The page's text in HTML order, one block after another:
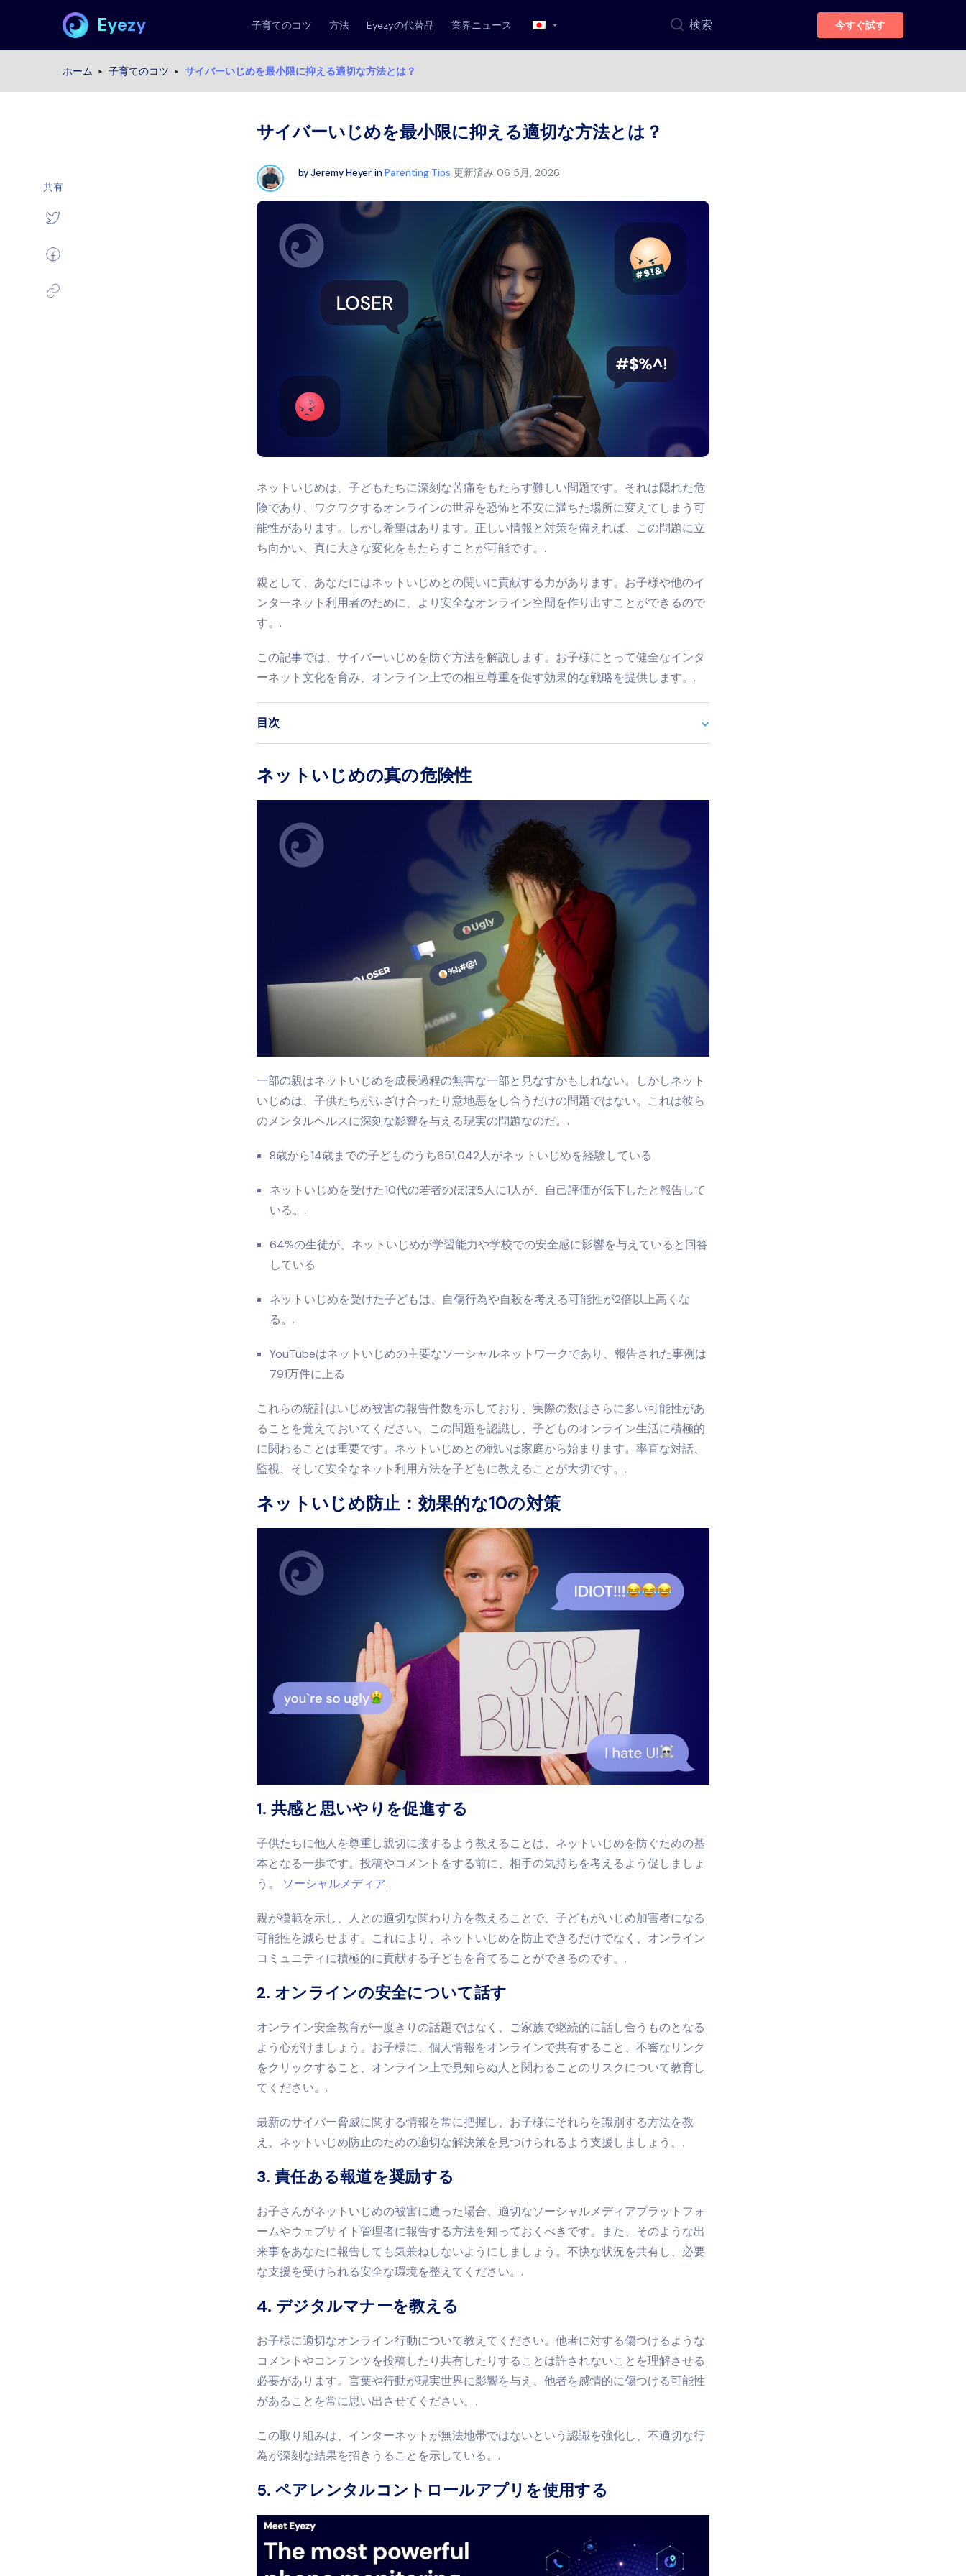
Eyezy 子育てのコツ 方法 Eyezyの代替品 業界ニュース 検索 今すぐ試す
ホーム 子育てのコツ サイバーいじめを最小限に抑える適切な方法とは？
サイバーいじめを最小限に抑える適切な方法とは？
byJeremy Heyer in Parenting Tips 更新済み 06 5月, 2026
ネットいじめは、子どもたちに深刻な苦痛をもたらす難しい問題です。それは隠れた危
険であり、ワクワクするオンラインの世界を恐怖と不安に満ちた場所に変えてしまう可
能性があります。しかし希望はあります。正しい情報と対策を備えれば、この問題に立
ち向かい、真に大きな変化をもたらすことが可能です。.
親として、あなたにはネットいじめとの闘いに貢献する力があります。お子様や他のイ
ンターネット利用者のために、より安全なオンライン空間を作り出すことができるので
す。.
この記事では、サイバーいじめを防ぐ方法を解説します。お子様にとって健全なインタ
ーネット文化を育み、オンライン上での相互尊重を促す効果的な戦略を提供します。.
目次
ネットいじめの真の危険性
一部の親はネットいじめを成長過程の無害な一部と見なすかもしれない。しかしネット
いじめは、子供たちがふざけ合ったり意地悪をし合うだけの問題ではない。これは彼ら
のメンタルヘルスに深刻な影響を与える現実の問題なのだ。.
8歳から14歳までの子どものうち651,042人がネットいじめを経験している
ネットいじめを受けた10代の若者のほぼ5人に1人が、自己評価が低下したと報告して
いる。.
64%の生徒が、ネットいじめが学習能力や学校での安全感に影響を与えていると回答
している
ネットいじめを受けた子どもは、自傷行為や自殺を考える可能性が2倍以上高くな
る。.
YouTubeはネットいじめの主要なソーシャルネットワークであり、報告された事例は
791万件に上る
これらの統計はいじめ被害の報告件数を示しており、実際の数はさらに多い可能性があ
ることを覚えておいてください。この問題を認識し、子どものオンライン生活に積極的
に関わることは重要です。ネットいじめとの戦いは家庭から始まります。率直な対話、
監視、そして安全なネット利用方法を子どもに教えることが大切です。.
ネットいじめ防止：効果的な10の対策
1. 共感と思いやりを促進する
子供たちに他人を尊重し親切に接するよう教えることは、ネットいじめを防ぐための基
本となる一歩です。投稿やコメントをする前に、相手の気持ちを考えるよう促しましょ
う。 ソーシャルメディア.
親が模範を示し、人との適切な関わり方を教えることで、子どもがいじめ加害者になる
可能性を減らせます。これにより、ネットいじめを防止できるだけでなく、オンライン
コミュニティに積極的に貢献する子どもを育てることができるのです。.
2. オンラインの安全について話す
オンライン安全教育が一度きりの話題ではなく、ご家族で継続的に話し合うものとなる
よう心がけましょう。お子様に、個人情報をオンラインで共有すること、不審なリンク
をクリックすること、オンライン上で見知らぬ人と関わることのリスクについて教育し
てください。.
最新のサイバー脅威に関する情報を常に把握し、お子様にそれらを識別する方法を教
え、ネットいじめ防止のための適切な解決策を見つけられるよう支援しましょう。.
3. 責任ある報道を奨励する
お子さんがネットいじめの被害に遭った場合、適切なソーシャルメディアプラットフォ
ームやウェブサイト管理者に報告する方法を知っておくべきです。また、そのような出
来事をあなたに報告しても気兼ねしないようにしましょう。不快な状況を共有し、必要
な支援を受けられる安全な環境を整えてください。.
4. デジタルマナーを教える
お子様に適切なオンライン行動について教えてください。他者に対する傷つけるような
コメントやコンテンツを投稿したり共有したりすることは許されないことを理解させる
必要があります。言葉や行動が現実世界に影響を与え、他者を感情的に傷つける可能性
があることを常に思い出させてください。.
この取り組みは、インターネットが無法地帯ではないという認識を強化し、不適切な行
為が深刻な結果を招きうることを示している。.
5. ペアレンタルコントロールアプリを使用する
共有